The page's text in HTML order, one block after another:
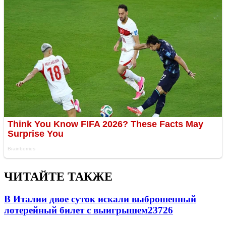
ЧИТАЙТЕ ТАКЖЕ
В Италии двое суток искали выброшенный
лотерейный билет с выигрышем23726